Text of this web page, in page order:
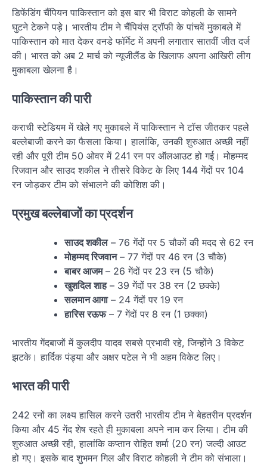
डिफेंडिंग चैंपियन पाकिस्तान को इस बार भी विराट कोहली के सामने
घुटने टेकने पड़े। भारतीय टीम ने चैंपियंस ट्रॉफी के पांचवें मुकाबले में
पाकिस्तान को मात देकर वनडे फॉर्मेट में अपनी लगातार सातवीं जीत दर्ज
की। भारत को अब 2 मार्च को न्यूजीलैंड के खिलाफ अपना आखिरी लीग
मुकाबला खेलना है।
पाकिस्तान की पारी
कराची स्टेडियम में खेले गए मुकाबले में पाकिस्तान ने टॉस जीतकर पहले
बल्लेबाजी करने का फैसला किया। हालांकि, उनकी शुरुआत अच्छी नहीं
रही और पूरी टीम 50 ओवर में 241 रन पर ऑलआउट हो गई। मोहम्मद
रिजवान और साउद शकील ने तीसरे विकेट के लिए 144 गेंदों पर 104
रन जोड़कर टीम को संभालने की कोशिश की।
प्रमुख बल्लेबाजों का प्रदर्शन
साउद शकील– 76 गेंदों पर 5 चौकों की मदद से 62 रन
मोहम्मद रिजवान– 77 गेंदों पर 46 रन (3 चौके)
बाबर आजम– 26 गेंदों पर 23 रन (5 चौके)
खुशदिल शाह– 39 गेंदों पर 38 रन (2 छक्के)
सलमान आगा– 24 गेंदों पर 19 रन
हारिस रऊफ– 7 गेंदों पर 8 रन (1 छक्का)
भारतीय गेंदबाजों में कुलदीप यादव सबसे प्रभावी रहे, जिन्होंने 3 विकेट
झटके। हार्दिक पंड्या और अक्षर पटेल ने भी अहम विकेट लिए।
भारत की पारी
242 रनों का लक्ष्य हासिल करने उतरी भारतीय टीम ने बेहतरीन प्रदर्शन
किया और 45 गेंद शेष रहते ही मुकाबला अपने नाम कर लिया। टीम की
शुरुआत अच्छी रही, हालांकि कप्तान रोहित शर्मा (20 रन) जल्दी आउट
हो गए। इसके बाद शुभमन गिल और विराट कोहली ने टीम को संभाला।